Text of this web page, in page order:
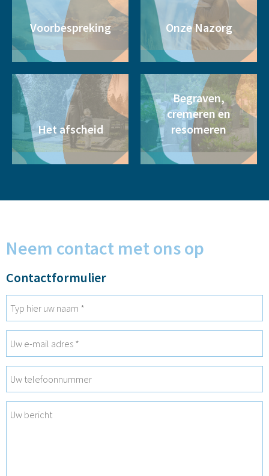
Voorbespreking Onze Nazorg
Het afscheid
Begraven,
cremeren en
resomeren
Neem contact met ons op
Contactformulier